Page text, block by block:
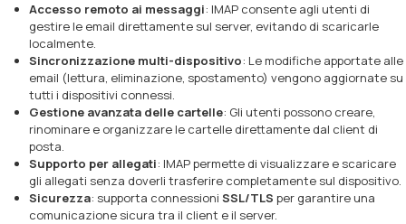
Accesso remoto ai messaggi: IMAP consente agli utenti di
gestire le email direttamente sul server, evitando di scaricarle
localmente.
Sincronizzazione multi-dispositivo: Le modifiche apportate alle
email (lettura, eliminazione, spostamento) vengono aggiornate su
tutti i dispositivi connessi.
Gestione avanzata delle cartelle: Gli utenti possono creare,
rinominare e organizzare le cartelle direttamente dal client di
posta.
Supporto per allegati: IMAP permette di visualizzare e scaricare
gli allegati senza doverli trasferire completamente sul dispositivo.
Sicurezza: supporta connessioni SSL/TLS per garantire una
comunicazione sicura tra il client e il server.